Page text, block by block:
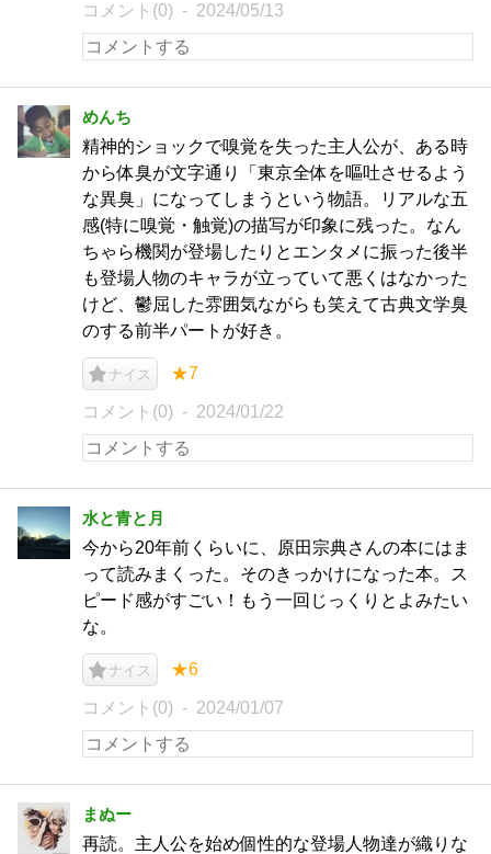
コメント(0) 2024/05/13
めんち
精神的ショックで嗅覚を失った主人公が、ある時
から体臭が文字通り「東京全体を嘔吐させるよう
な異臭」になってしまうという物語。リアルな五
感(特に嗅覚・触覚)の描写が印象に残った。なん
ちゃら機関が登場したりとエンタメに振った後半
も登場人物のキャラが立っていて悪くはなかった
けど、鬱屈した雰囲気ながらも笑えて古典文学臭
のする前半パートが好き。
ナイス ★7
コメント(0) 2024/01/22
水と青と月
今から20年前くらいに、原田宗典さんの本にはま
って読みまくった。そのきっかけになった本。ス
ピード感がすごい！もう一回じっくりとよみたい
な。
ナイス ★6
コメント(0) 2024/01/07
まぬー
再読。主人公を始め個性的な登場人物達が織りな